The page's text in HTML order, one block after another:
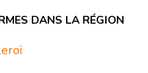
DANS LA RÉGION